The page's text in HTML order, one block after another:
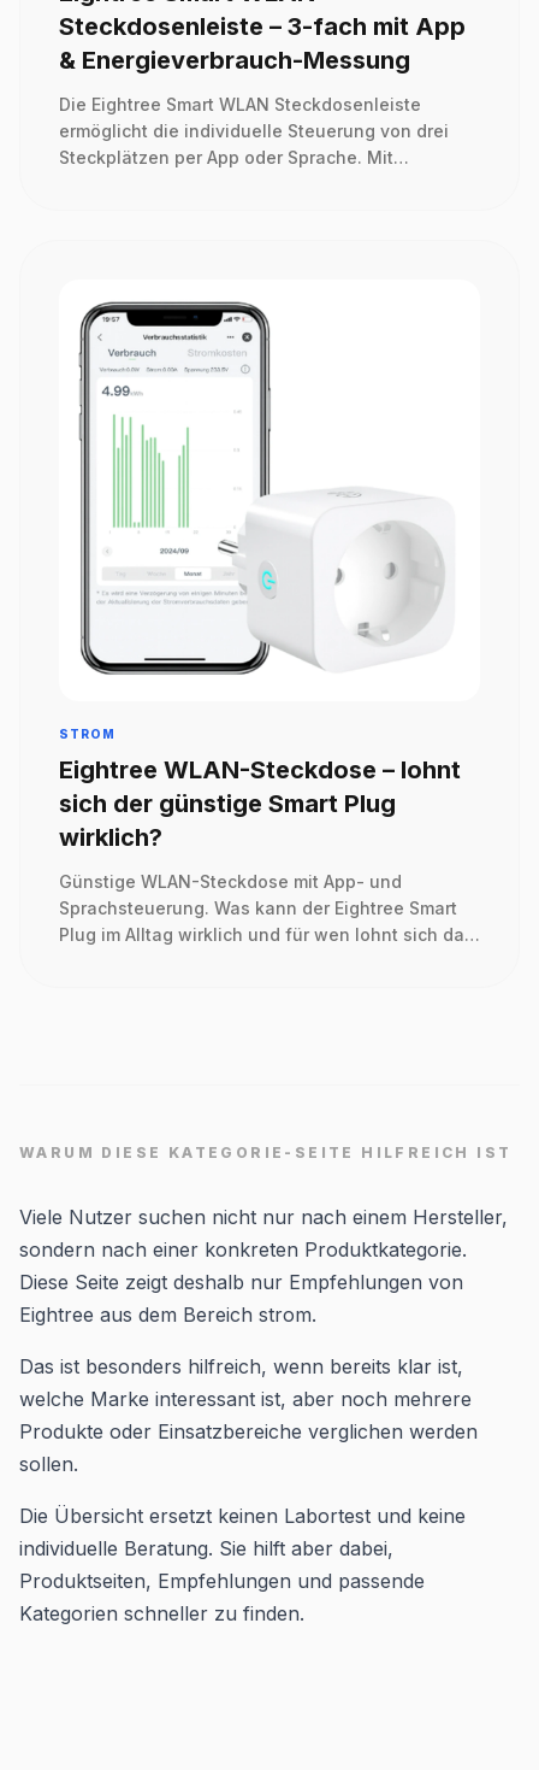
Steckdosenleiste – 3-fach mit App
& Energieverbrauch-Messung
Die Eightree Smart WLAN Steckdosenleiste
ermöglicht die individuelle Steuerung von drei
Steckplätzen per App oder Sprache. Mit
STROM
Eightree WLAN-Steckdose – lohnt
sich der günstige Smart Plug
wirklich?
Günstige WLAN-Steckdose mit App- und
Sprachsteuerung. Was kann der Eightree Smart
Plug im Alltag wirklich und für wen lohnt sich das
WARUM DIESE KATEGORIE-SEITE HILFREICH IST
Viele Nutzer suchen nicht nur nach einem Hersteller,
sondern nach einer konkreten Produktkategorie.
Diese Seite zeigt deshalb nur Empfehlungen von
Eightree aus dem Bereich strom.
Das ist besonders hilfreich, wenn bereits klar ist,
welche Marke interessant ist, aber noch mehrere
Produkte oder Einsatzbereiche verglichen werden
sollen.
Die Übersicht ersetzt keinen Labortest und keine
individuelle Beratung. Sie hilft aber dabei,
Produktseiten, Empfehlungen und passende
Kategorien schneller zu finden.